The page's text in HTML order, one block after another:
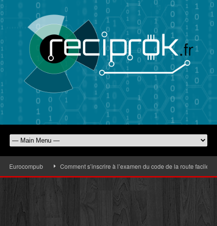
Comment s’inscrire à l’examen du code de la route facilement